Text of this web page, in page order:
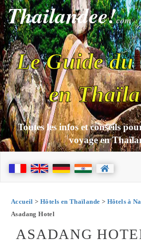
Thailandee!com
Le Guide du
en
Toutes les infos et conseils
voyage en
Accueil > Hôtels en Thaïlande > Hôtels à
Asadang Hotel
ASADANG